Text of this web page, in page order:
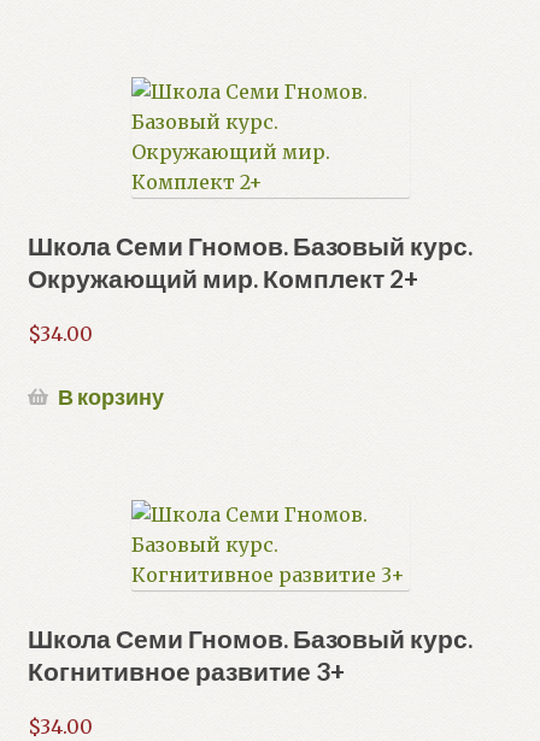
Школа Семи Гномов. Базовый курс.
Окружающий мир. Комплект 2+
$34.00
В корзину
Школа Семи Гномов. Базовый курс.
Когнитивное развитие 3+
$34.00